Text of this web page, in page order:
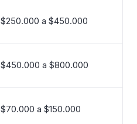
$250.000 a $450.000
$450.000 a $800.000
$70.000 a $150.000